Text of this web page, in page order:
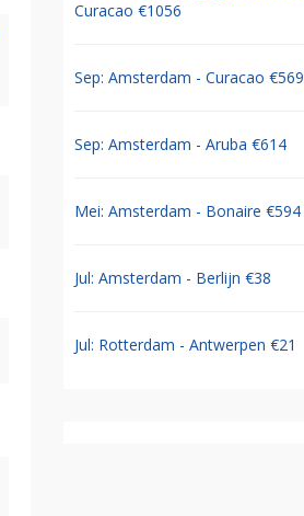
Curacao €1056
Sep: Amsterdam - Curacao €569
Sep: Amsterdam - Aruba €614
Mei: Amsterdam - Bonaire €594
Jul: Amsterdam - Berlijn €38
Jul: Rotterdam - Antwerpen €21